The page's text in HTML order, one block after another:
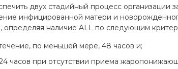
двух стадийный процесс
инфицированной матери и
определяя наличие ALL по следующим
по меньшей мере, 48 часов и;
часов при отсутствии приема